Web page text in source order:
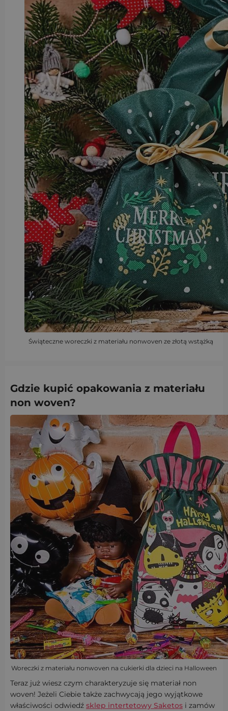
Świąteczne woreczki z materiału nonwoven ze złotą wstążką
Gdzie kupić opakowania z materiału
non woven?
Woreczki z materiału nonwoven na cukierki dla dzieci na Halloween
Teraz już wiesz czym charakteryzuje się materiał non
woven! Jeżeli Ciebie także zachwycają jego wyjątkowe
właściwości odwiedź sklep intertetowy Saketos i zamów